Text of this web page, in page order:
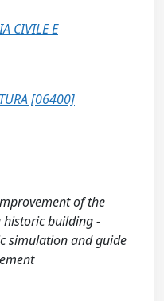
CIVILE E
[06400]
of the
building -
simulation and guide